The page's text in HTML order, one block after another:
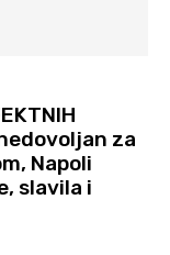
za
Napoli
slavila i